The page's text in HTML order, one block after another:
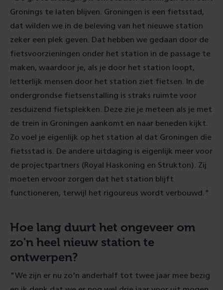
Gronings te laten blijven. Groningen is een fietsstad,
dat wilden we in de beleving van het nieuwe station
zeker een plek geven. Dat hebben we gedaan door de
fietsvoorzieningen onder het station in de passage te
maken, waardoor je, als je door het station loopt,
letterlijk mensen door het station ziet fietsen. In de
ondergrondse fietsenstalling is straks ruimte voor
zesduizend fietsplekken. Deze zie je meteen als je met
de trein in Groningen aankomt en naar beneden kijkt.
Zo voel je eigenlijk op het station al dat Groningen die
fietsstad is. De andere uitdaging is eigenlijk meer voor
de projectpartners (Royal Haskoning en Strukton­). Zij
moeten ervoor zorgen dat het station blijft
functioneren, terwijl het rigoureus wordt verbouwd."
Hoe lang duurt het ongeveer om
zo'n heel nieuw station te
ontwerpen?
"We zijn er nu zo'n anderhalf tot twee jaar mee bezig